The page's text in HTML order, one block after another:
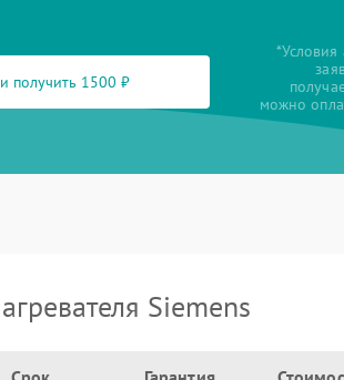
получить 1500 ₽
*Условия
можно
Siemens